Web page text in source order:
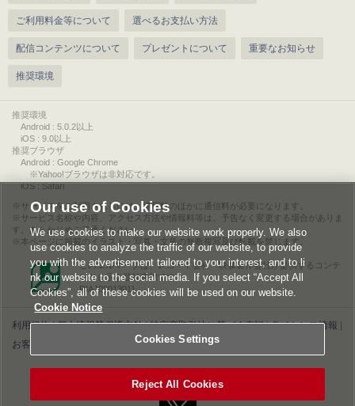
ご利用料金等について 選べるお支払い方法
配信コンテンツについて プレゼントについて 重要なお知らせ
推奨環境
推奨環境
Android : 5.0.2以上
iOS : 9.0以上
推奨ブラウザ
Android : Google Chrome
※Yahoo!ブラウザは非対応です。
iOS : Safari
サービスをご利用されるには、情報料のほかに通信料が必要になります。
サービス名称や内容、アクセス方法や情報料等は、予告なく変更する場合がありま
す。あらかじめご了承ください。
本ページに掲載のイラスト・写真・文章の無断複写及び転載を禁じます。
このエルマークは、レコード会社・映像製作会社が提供するコンテ
ンツを示す登録商標です。
RIAJ00013011
利用規約|個人情報等保護方針|特定商取引法に基づく表記|ライセンス情報
お客様情報の外部送信について|Cookies Settings
Our use of Cookies
We use cookies to make our website work properly. We also
use cookies to analyze the traffic of our website, to provide
you with the advertisement tailored to your interest, and to li
nk our website to the social media. If you select “Accept All
Cookies”, all of these cookies will be used on our website.
Cookie Notice
Cookies Settings
Reject All Cookies